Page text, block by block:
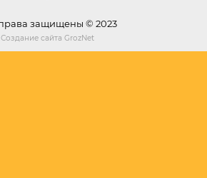
защищены © 2023
Создание сайта GrozNet